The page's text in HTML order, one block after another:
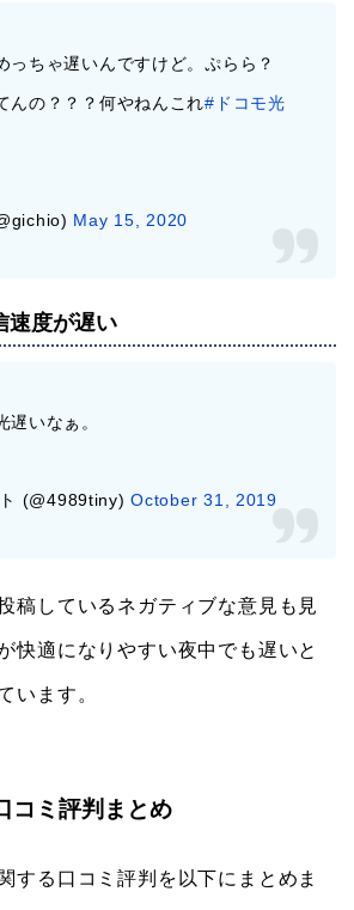
っちゃ遅いんですけど。ぷらら？
んの？？？何やねんこれ#ドコモ光
May 15, 2020
速度が遅い
遅いなぁ。
(@4989tiny)October 31, 2019
稿しているネガティブな意見も見
快適になりやすい夜中でも遅いと
います。
コミ評判まとめ
する口コミ評判を以下にまとめま